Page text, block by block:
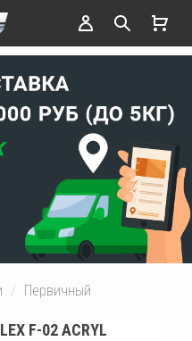
Первичный
F-02 ACRYL